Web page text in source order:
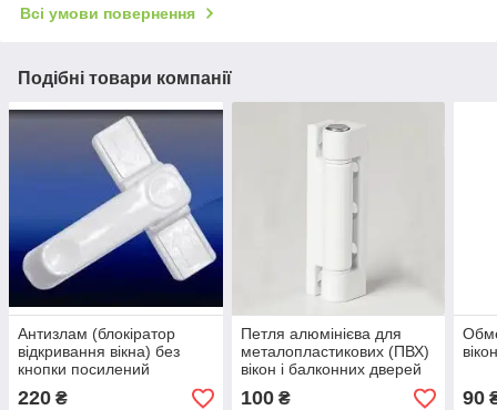
Всі умови повернення
Подібні товари компанії
Антизлам (блокіратор
відкривання вікна) без
кнопки посилений
220 ₴
Петля алюмінієва для
металопластикових (ПВХ)
вікон і балконних дверей
біла
100₴ 90